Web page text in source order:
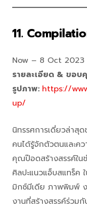
11.
Now – 8 Oct
รายละเอียด & ขอบ
รูปภาพ: https://
up/
นิทรรศการเดี่ยวล่าสุ
คนได้รู้จักตัวตนและค
คุณป๊อดสร้างสรรค์ใน
ศิลปะแนวแอ็บสแทร็ค
มิกซ์มีเดีย ภาพพิมพ์
งานที่สร้างสรรค์ร่วม